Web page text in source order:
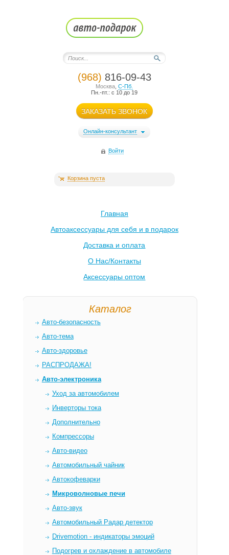
(968) 816-09-43
Москва ,С-Пб.
Пн.-пт.: с 10 до 19
ЗАКАЗАТЬ ЗВОНОК
Онлайн-консультант
Войти
Корзина пуста
Главная
Автоаксессуары для себя и в подарок
Доставка и оплата
О Нас/Контакты
Аксессуары оптом
Каталог
Авто-безопасность
Авто-тема
Авто-здоровье
РАСПРОДАЖА!
Авто-электроника
Уход за автомобилем
Инверторы тока
Дополнительно
Компрессоры
Авто-видео
Автомобильный чайник
Автокофеварки
Микроволновые печи
Авто-звук
Автомобильный Радар детектор
Drivemotion - индикаторы эмоций
Подогрев и охлаждение в автомобиле